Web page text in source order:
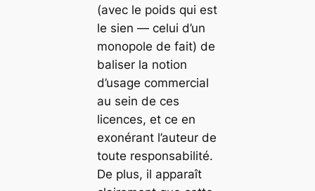
(avec le poids qui est
le sien — celui d’un
monopole de fait) de
baliser la notion
d’usage commercial
au sein de ces
licences, et ce en
exonérant l’auteur de
toute responsabilité.
De plus, il apparaît